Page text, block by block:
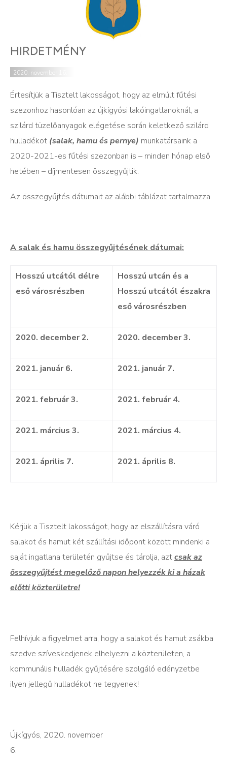
HIRDETMÉNY
2020. november 16.
Értesítjük a Tisztelt lakosságot, hogy az elmúlt fűtési
szezonhoz hasonlóan az újkígyósi lakóingatlanoknál, a
szilárd tüzelőanyagok elégetése során keletkező szilárd
hulladékot (salak, hamu és pernye) munkatársaink a
2020-2021-es fűtési szezonban is – minden hónap első
hetében – díjmentesen összegyűjtik.
Az összegyűjtés dátumait az alábbi táblázat tartalmazza.
A salak és hamu összegyűjtésének dátumai:
Hosszú utcától délre
eső városrészben
Hosszú utcán és a
Hosszú utcától északra
eső városrészben
2020. december 2. 2020. december 3.
2021. január 6. 2021. január 7.
2021. február 3. 2021. február 4.
2021. március 3. 2021. március 4.
2021. április 7. 2021. április 8.
Kérjük a Tisztelt lakosságot, hogy az elszállításra váró
salakot és hamut két szállítási időpont között mindenki a
saját ingatlana területén gyűjtse és tárolja, aztcsak az
összegyűjtést megelőző napon helyezzék ki a házak
előtti közterületre!
Felhívjuk a figyelmet arra, hogy a salakot és hamut zsákba
szedve szíveskedjenek elhelyezni a közterületen, a
kommunális hulladék gyűjtésére szolgáló edényzetbe
ilyen jellegű hulladékot ne tegyenek!
Újkígyós, 2020. november